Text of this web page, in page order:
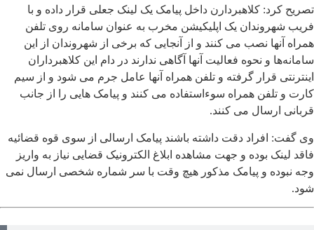
تصریح کرد: کلاهبردارن داخل پیامک یک لینک جعلی قرار داده و با
فریب شهروندان یک اپلیکیشن مخرب به عنوان سامانه روی تلفن
همراه آنها نصب می کنند و از آنجایی که برخی از شهروندان از این
سامانه‌ها و نحوه فعالیت آنها آگاهی ندارند در دام این کلاهبرداران
اینترنتی قرار گرفته و تلفن همراه آنها عامل جرم می شود و از سیم
کارت و تلفن همراه سوءاستفاده می کنند و پیامک هایی را از جانب
قربانی ارسال می کنند.
وی گفت: افراد دقت داشته باشند پیامک ارسالی از سوی قوه قضائیه
فاقد لینک بوده و جهت مشاهده ابلاغ الکترونیک قضایی نیاز به واریز
وجه نبوده و پیامک مذکور هیچ وقت با سر شماره شخصی ارسال نمی
شود.